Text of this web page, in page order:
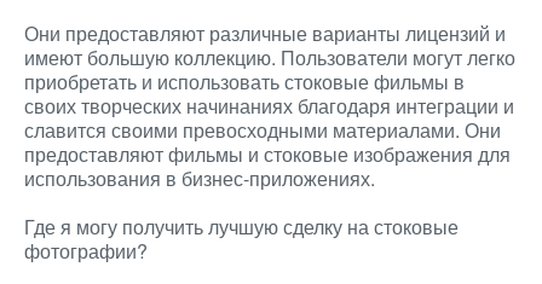
Они предоставляют различные варианты лицензий и
имеют большую коллекцию. Пользователи могут легко
приобретать и использовать стоковые фильмы в
своих творческих начинаниях благодаря интеграции и
славится своими превосходными материалами. Они
предоставляют фильмы и стоковые изображения для
использования в бизнес-приложениях.
Где я могу получить лучшую сделку на стоковые
фотографии?